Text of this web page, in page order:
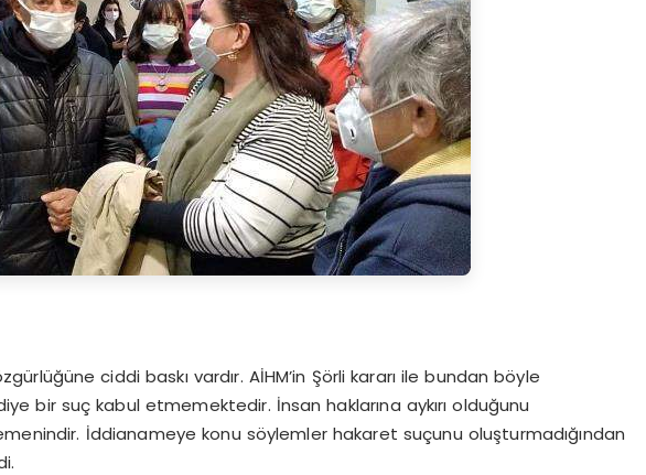
ciddi baskı vardır. AİHM’in Şörli kararı ile bundan böyle
bir suç kabul etmemektedir. İnsan haklarına aykırı olduğunu
İddianameye konu söylemler hakaret suçunu oluşturmadığından